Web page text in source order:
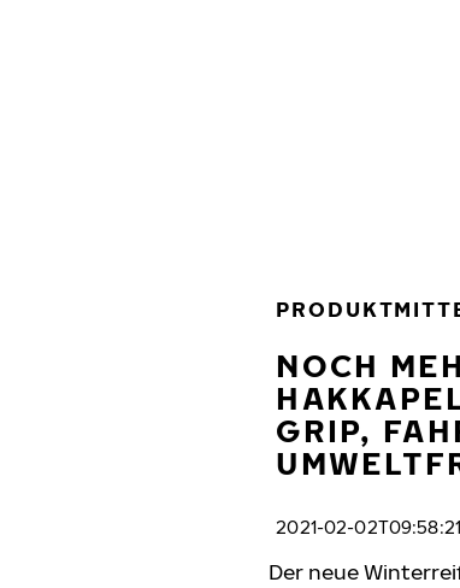
NOCH
GRIP,
2021-02-
Der neue